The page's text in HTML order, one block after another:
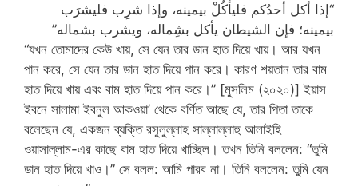
“إذا أكل أحدُكم فليأكُلْ بيمينه، وإذا شرِب فليشرَب
بيمينه؛ فإن الشيطان يأكل بشِماله، ويشرب بشماله”
“যখন তোমাদের কেউ খায়, সে যেন তার ডান হাত দিয়ে খায়। আর যখন
পান করে, সে যেন তার ডান হাত দিয়ে পান করে। কারণ শয়তান তার বাম
হাত দিয়ে খায় এবং বাম হাত দিয়ে পান করে।” [মুসলিম (২০২০)] ইয়াস
ইবনে সালামা ইবনুল আকওয়া’ থেকে বর্ণিত আছে যে, তার পিতা তাকে
বলেছেন যে, একজন ব্যক্তি রসুলুল্লাহ সাল্লাল্লাহু আলাইহি
ওয়াসাল্লাম-এর কাছে বাম হাত দিয়ে খাচ্ছিল। তখন তিনি বললেন: “তুমি
ডান হাত দিয়ে খাও।” সে বলল: আমি পারব না। তিনি বললেন: তুমি যেন